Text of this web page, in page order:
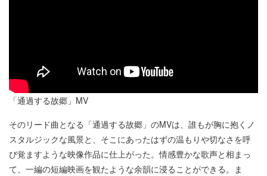
「通過する故郷」MV
そのリード曲となる「通過する故郷」のMVは、誰もが胸に抱くノ
スタルジックな風景と、そこにあったはずの温もりや切なさを呼
び覚ますような映像作品に仕上がった。情感豊かな歌声と相まっ
て、一編の短編映画を観たような余韻に浸ることができる。ま